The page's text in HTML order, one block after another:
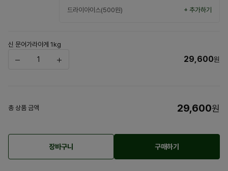
드라이아이스(500원) + 추가하기
신 문어가라아게 1kg
29,600원
총 상품 금액 29,600원
장바구니 구매하기